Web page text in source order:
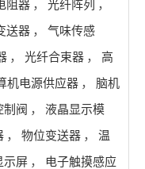
阻器 ， 光纤阵列 ，
送器 ，
气味传感
， 光纤合束器 ，
高
机电源供应器 ，
脑机
制阀 ，
液晶显示模
， 物位变送器 ，
温
示屏 ，
电子触摸感应